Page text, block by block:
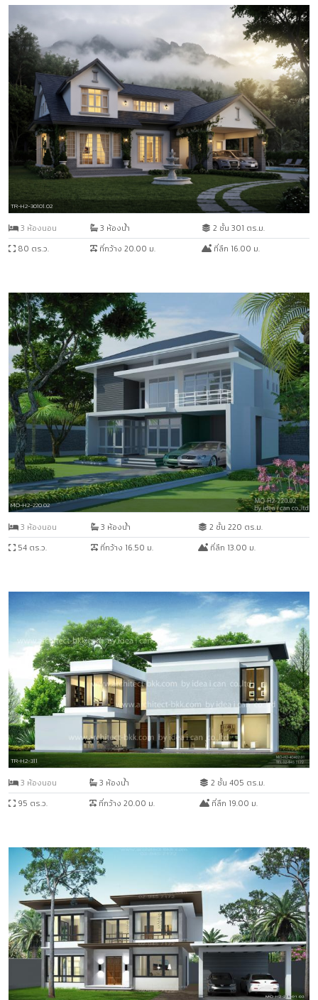
TR-H2-30101.02
3 ห้องนอน 3 ห้องน้ำ
2 ชั้น 301 ตร.ม.
80 ตร.ว.
ที่กว้าง 20.00 ม. ที่ลึก 16.00 ม.
MO-H2-220.02
3 ห้องนอน 3 ห้องน้ำ
2 ชั้น 220 ตร.ม.
54 ตร.ว.
ที่กว้าง 16.50 ม. ที่ลึก 13.00 ม.
TR-H2-311
3 ห้องนอน 3 ห้องน้ำ
2 ชั้น 405 ตร.ม.
95 ตร.ว.
ที่กว้าง 20.00 ม. ที่ลึก 19.00 ม.